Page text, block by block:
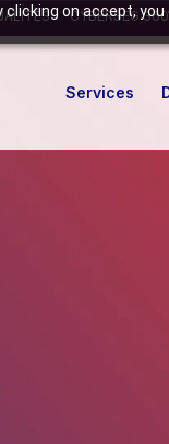
on accept,
CYBERSEG
Services